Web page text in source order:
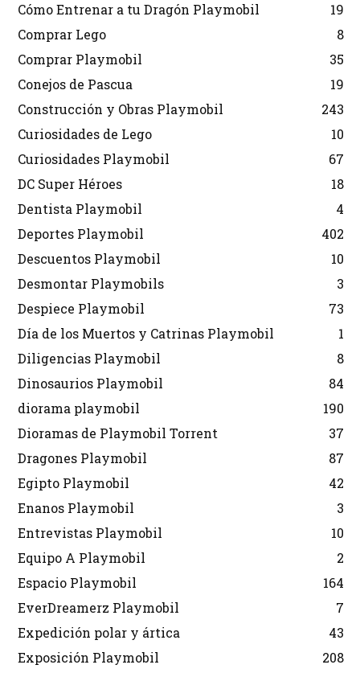
Cómo Entrenar a tu Dragón Playmobil
19
Comprar Lego
8
Comprar Playmobil
35
Conejos de Pascua
19
Construcción y Obras Playmobil
243
Curiosidades de Lego
10
Curiosidades Playmobil
67
DC Super Héroes
18
Dentista Playmobil
4
Deportes Playmobil
402
Descuentos Playmobil
10
Desmontar Playmobils
3
Despiece Playmobil
73
Día de los Muertos y Catrinas Playmobil
1
Diligencias Playmobil
8
Dinosaurios Playmobil
84
diorama playmobil
190
Dioramas de Playmobil Torrent
37
Dragones Playmobil
87
Egipto Playmobil
42
Enanos Playmobil
3
Entrevistas Playmobil
10
Equipo A Playmobil
2
Espacio Playmobil
164
EverDreamerz Playmobil
7
Expedición polar y ártica
43
Exposición Playmobil
208